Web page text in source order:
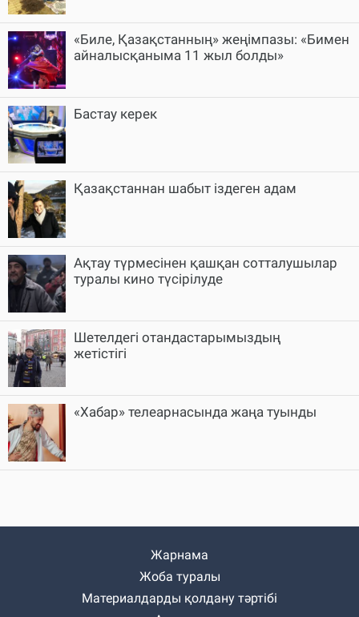
«Биле, Қазақстанның» жеңімпазы: «Бимен
айналысқаныма 11 жыл болды»
Бастау керек
Қазақстаннан шабыт іздеген адам
Ақтау түрмесінен қашқан сотталушылар
туралы кино түсірілуде
Шетелдегі отандастарымыздың
жетістігі
«Хабар» телеарнасында жаңа туынды
Жарнама
Жоба туралы
Материалдарды қолдану тәртібі